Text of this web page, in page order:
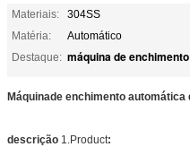
Materiais:
304SS
Matéria:
Automático
Destaque: máquina de
Máquinade enchimento automática
descrição 1.Product: